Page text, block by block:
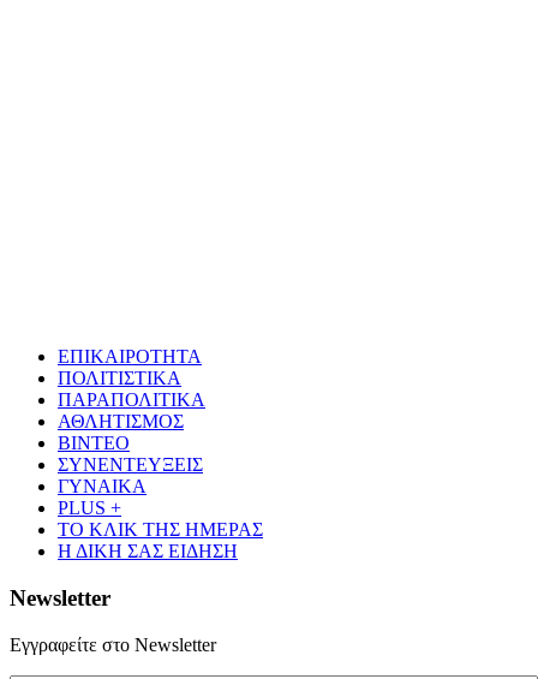
ΕΠΙΚΑΙΡΟΤΗΤΑ
ΠΟΛΙΤΙΣΤΙΚΑ
ΠΑΡΑΠΟΛΙΤΙΚΑ
ΑΘΛΗΤΙΣΜΟΣ
ΒΙΝΤΕΟ
ΣΥΝΕΝΤΕΥΞΕΙΣ
ΓΥΝΑΙΚΑ
PLUS +
ΤΟ ΚΛΙΚ ΤΗΣ ΗΜΕΡΑΣ
Η ΔΙΚΗ ΣΑΣ ΕΙΔΗΣΗ
Newsletter
Εγγραφείτε στο Newsletter